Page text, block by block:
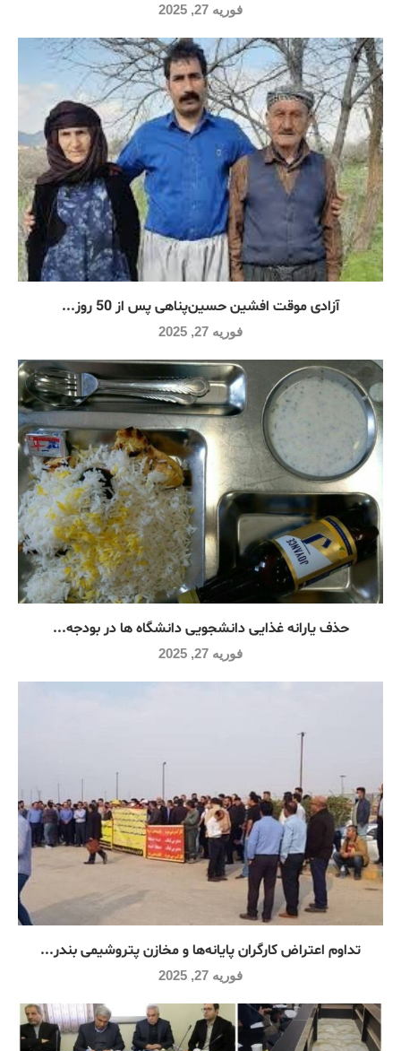
فوریه 27, 2025
آزادی موقت افشین حسین‌پناهی پس از 50 روز...
فوریه 27, 2025
حذف یارانه غذایی دانشجویی دانشگاه ها در بودجه...
فوریه 27, 2025
تداوم اعتراض کارگران پایانه‌ها و مخازن پتروشیمی بندر...
فوریه 27, 2025